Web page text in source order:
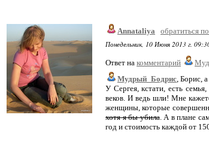
Annataliya
обратиться
Понедельник, 10 Июня 2013 г.
Ответ на комментарий
Мудрый_Бодрис, Борис,
У Сергея, кстати, есть
веков. И ведь шли! Мне
женщины, которые
хотя я бы убила. А в плане
год и стоимость каждой от